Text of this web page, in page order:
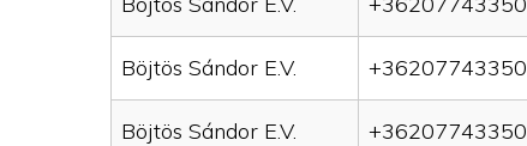
Böjtös Sándor E.V. +36207743350
Böjtös Sándor E.V. +36207743350